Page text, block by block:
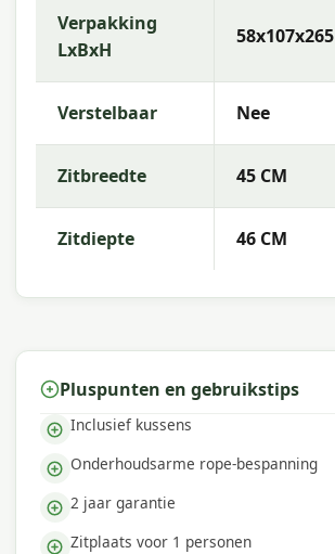
Verpakking
LxBxH
58x107x265
Verstelbaar Nee
Zitbreedte 45 CM
Zitdiepte 46 CM
Pluspunten en gebruikstips
Inclusief kussens
Onderhoudsarme rope-bespanning
2 jaar garantie
Zitplaats voor 1 personen